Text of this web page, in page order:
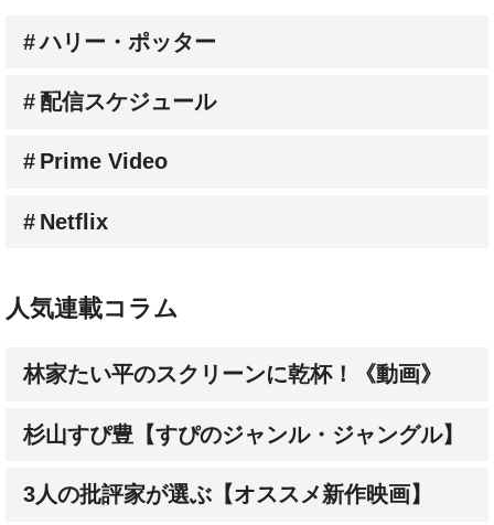
配信スケジュール
Prime Video
Netflix
林家たい平のスクリーンに乾杯！《動画》
杉山すぴ豊【すぴのジャンル・ジャングル】
3人の批評家が選ぶ【オススメ新作映画】
成田陽子【私が会った人気スターの昔と今】